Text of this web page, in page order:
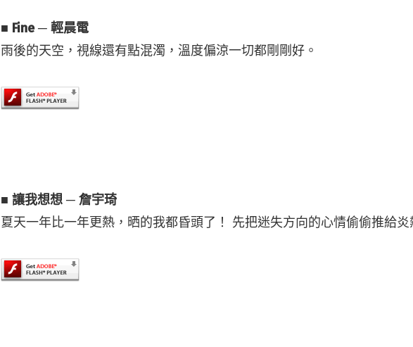
■ Fine ─ 輕晨電
雨後的天空，視線還有點混濁，溫度偏涼一切都剛剛好。
■ 讓我想想 ─ 詹宇琦
夏天一年比一年更熱，晒的我都昏頭了！ 先把迷失方向的心情偷偷推給炎